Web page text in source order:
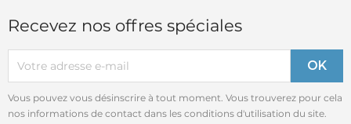
Recevez nos offres spéciales
Vous pouvez vous désinscrire à tout moment. Vous trouverez pour cela
nos informations de contact dans les conditions d'utilisation du site.